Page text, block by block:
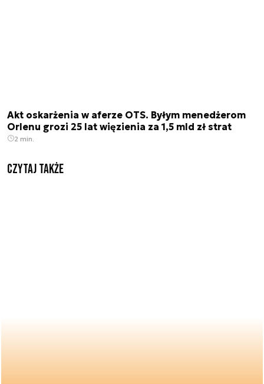
Akt oskarżenia w aferze OTS. Byłym menedżerom
Orlenu grozi 25 lat więzienia za 1,5 mld zł strat
2 min.
Czytaj także